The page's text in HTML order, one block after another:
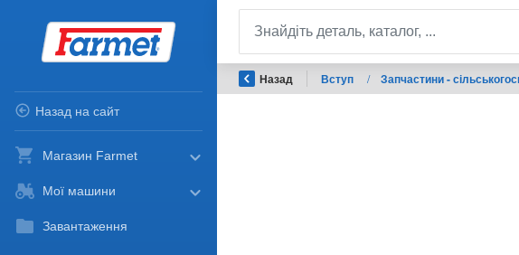
Назад на сайт
Магазин Farmet
Мої машини
Завантаження
Назад Вступ / Запчастини -